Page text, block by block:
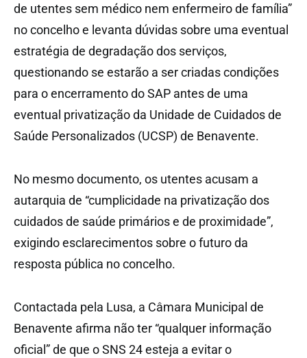
de utentes sem médico nem enfermeiro de família”
no concelho e levanta dúvidas sobre uma eventual
estratégia de degradação dos serviços,
questionando se estarão a ser criadas condições
para o encerramento do SAP antes de uma
eventual privatização da Unidade de Cuidados de
Saúde Personalizados (UCSP) de Benavente.
No mesmo documento, os utentes acusam a
autarquia de “cumplicidade na privatização dos
cuidados de saúde primários e de proximidade”,
exigindo esclarecimentos sobre o futuro da
resposta pública no concelho.
Contactada pela Lusa, a Câmara Municipal de
Benavente afirma não ter “qualquer informação
oficial” de que o SNS 24 esteja a evitar o